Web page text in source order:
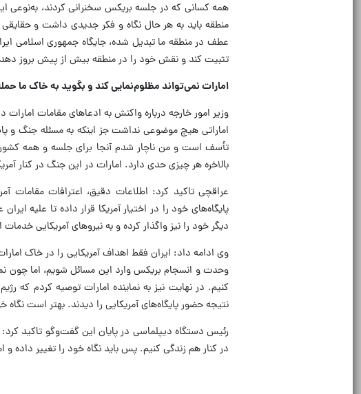
همه کسانی که در جلسه بریکس سخنرانی کردند، به‌نوعی
منطقه باید به هر حال نگاه و فکر جدیدی داشت و
عطف در منطقه ما تبدیل شده، جایگاه جمهوری اسلامی
تثبیت کند و نقش خود را در منطقه بیش از پیش بروز
امارات نمی‌تواند مظلوم‌نمایی کند و بگوید به خاک ما
وزیر امور خارجه درباره واکنش به ادعاهای مقامات
اماراتی هیچ موضوعی نداشت جز اینکه به مسئله جنگ و
تأسف است و من ناچار شدم آنجا برای جلسه و همه
بالاخره هر چیزی حدی دارد. امارات در این جنگ در کنار
عراقچی تاکید کرد: اطلاعات دقیق، اعترافات مقامات
پایگاه‌های خود را در اختیار آمریکا قرار داده تا علیه
دیگر خود را نیز واگذار کرده و به نیروهای آمریکایی
وی ادامه داد: ایران فقط اهداف آمریکایی را در خاک
وحدت و انسجام بریکس وارد این مسائل شویم، اما چون
کنیم. در نهایت نیز به نماینده امارات توصیه کردم که
نتیجه حضور پایگاه‌های آمریکایی را دیدند. بهتر است
رئیس دستگاه دیپلماسی در پایان این گفت‌وگو تاکید کرد:
در کنار هم زندگی کنیم. پس باید نگاه خود را تغییر داده